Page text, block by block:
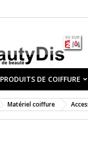
PRODUITS DE COIFFURE
Matériel coiffure